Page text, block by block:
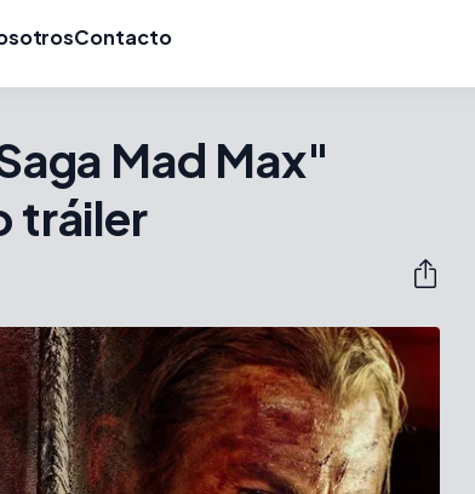
Contacto
Mad Max"
tráiler